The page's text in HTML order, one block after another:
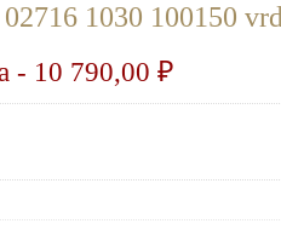
02716 1030 100150
- 10 790,00₽